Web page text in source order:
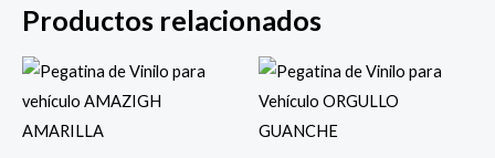
Productos relacionados